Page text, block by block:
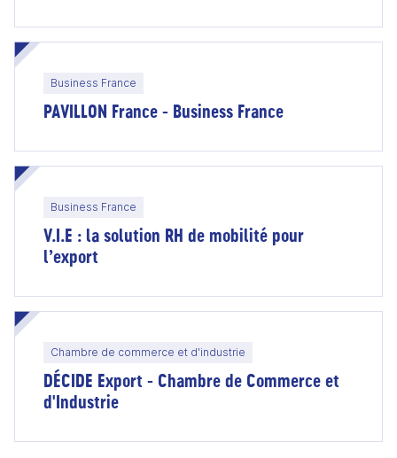
financement Bpifrance
Business France
PAVILLON France - Business France
Business France
V.I.E : la solution RH de mobilité pour
l’export
Chambre de commerce et d'industrie
DÉCIDE Export - Chambre de Commerce et
d'Industrie